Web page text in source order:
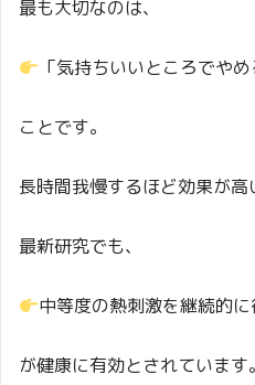
最も大切なのは、
「気持ちいいところでやめ
ことです。
長時間我慢するほど効果が高
最新研究でも、
中等度の熱刺激を継続的に
が健康に有効とされています。